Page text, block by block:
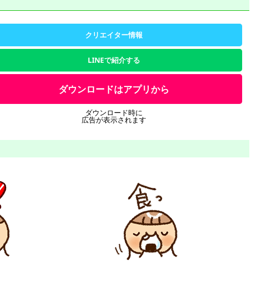
クリエイター情報
LINEで紹介する
ダウンロードはアプリから
ダウンロード時に
広告が表示されます